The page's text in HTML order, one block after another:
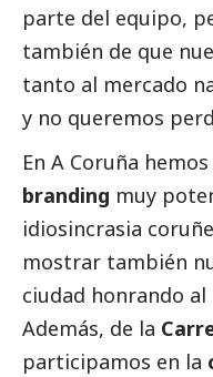
parte del equipo,
también de que
tanto al mercado
y no queremos
En A Coruña
branding muy
idiosincrasia
mostrar también
ciudad honrando al
Además, de la
participamos en la